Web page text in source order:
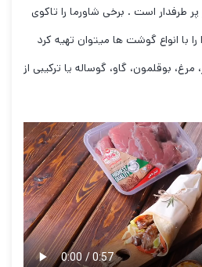
طرفدار است . برخی شاورما را تاکوی
با انواع گوشت ها میتوان تهیه کرد
بوقلمون، گاو، گوساله یا ترکیبی از